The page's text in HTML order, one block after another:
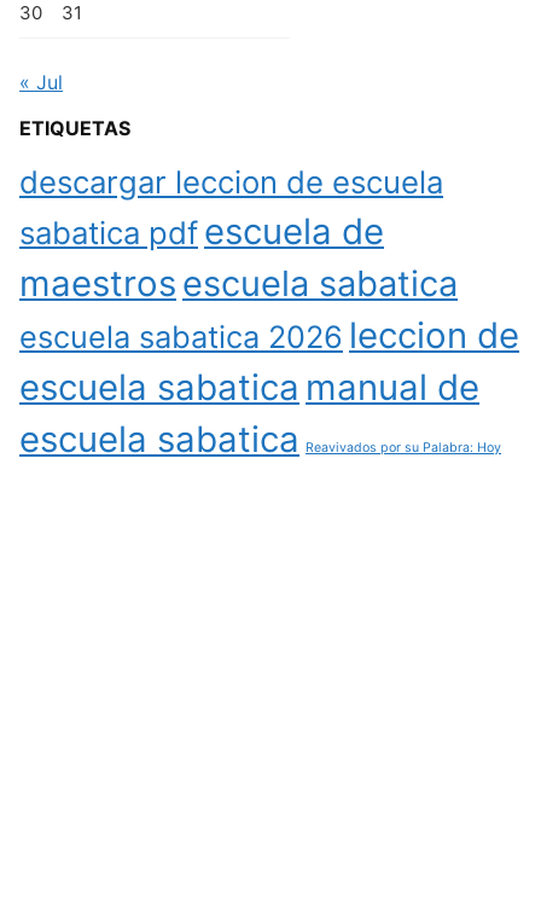
30 31
« Jul
ETIQUETAS
descargar leccion de escuela
sabatica pdfescuela de
maestros escuela sabatica
escuela sabatica 2026 leccion de
escuela sabatica manual de
escuela sabatica
Reavivados por su Palabra: Hoy